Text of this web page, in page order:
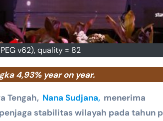
v62), quality = 82
4,93% year on year.
Tengah, Nana Sudjana, menerima
stabilitas wilayah pada tahun